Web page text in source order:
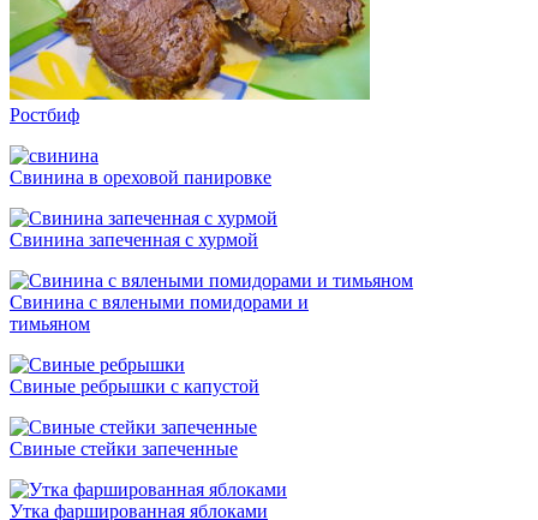
Ростбиф
Свинина в ореховой панировке
Свинина запеченная с хурмой
Свинина с вялеными помидорами и
тимьяном
Свиные ребрышки с капустой
Свиные стейки запеченные
Утка фаршированная яблоками